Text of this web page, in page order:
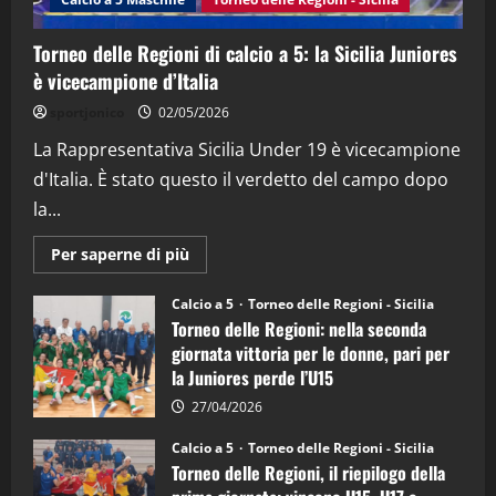
5 08/04/2026
Torneo delle Regioni di calcio a 5: la Sicilia Juniores
è vicecampione d’Italia
02/05/2026
La Rappresentativa Sicilia Under 19 è vicecampione
d'Italia. È stato questo il verdetto del campo dopo
la...
Per saperne di più
informazioni
Torneo
delle
Regioni
di
calcio
a
5:
la
Juniores
è
vicecampione
d’Italia
Calcio a 5 Torneo delle Regioni - Sicilia
Torneo delle Regioni: nella seconda
giornata vittoria per le donne, pari per
la Juniores perde l’U15
27/04/2026
Calcio a 5 Torneo delle Regioni - Sicilia
Torneo delle Regioni, il riepilogo della